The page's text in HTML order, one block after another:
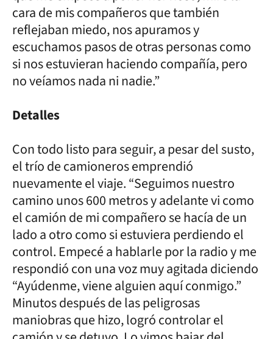
cara de mis compañeros que también
reflejaban miedo, nos apuramos y
escuchamos pasos de otras personas como
si nos estuvieran haciendo compañía, pero
no veíamos nada ni nadie.”
Detalles
Con todo listo para seguir, a pesar del susto,
el trío de camioneros emprendió
nuevamente el viaje. “Seguimos nuestro
camino unos 600 metros y adelante vi como
el camión de mi compañero se hacía de un
lado a otro como si estuviera perdiendo el
control. Empecé a hablarle por la radio y me
respondió con una voz muy agitada diciendo
“Ayúdenme, viene alguien aquí conmigo.”
Minutos después de las peligrosas
maniobras que hizo, logró controlar el